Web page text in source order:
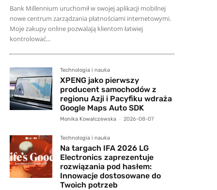
Bank Millennium uruchomił w swojej aplikacji mobilnej
nowe centrum zarządzania płatnościami internetowymi.
Moje zakupy online pozwalają klientom łatwiej
kontrolować...
Technologia i nauka
XPENG jako pierwszy
producent samochodów z
regionu Azji i Pacyfiku wdraża
Google Maps Auto SDK
Monika Kowalczewska - 2026-08-07
Technologia i nauka
Na targach IFA 2026 LG
Electronics zaprezentuje
rozwiązania pod hasłem:
Innowacje dostosowane do
Twoich potrzeb